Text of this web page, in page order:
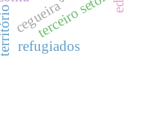
terceiro setor
território refugiados
cegueira